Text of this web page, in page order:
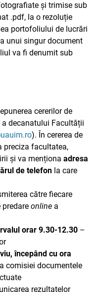
și trimise sub
.pdf, la o rezoluție
portofoliului de lucrări
unui singur document
va fi denumit sub
cererilor de
a decanatului Facultății
). În cererea de
preciza facultatea,
și va menționa adresa
de telefon la care
către fiecare
online a
orar 9.30-12.30 –
începând cu ora
comisiei documentele
rezultatelor